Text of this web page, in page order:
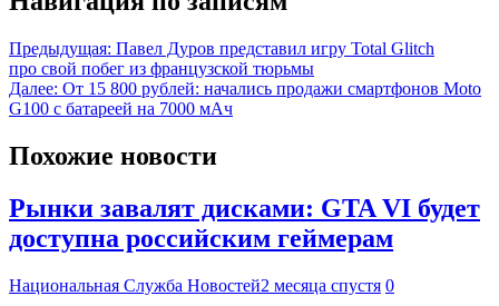
Предыдущая: Павел Дуров представил игру Total Glitch
про свой побег из французской тюрьмы
Далее: От 15 800 рублей: начались продажи смартфонов Moto
G100 с батареей на 7000 мАч
Похожие новости
Рынки завалят дисками: GTA VI будет
доступна российским геймерам
Национальная Служба Новостей2 месяца спустя 0